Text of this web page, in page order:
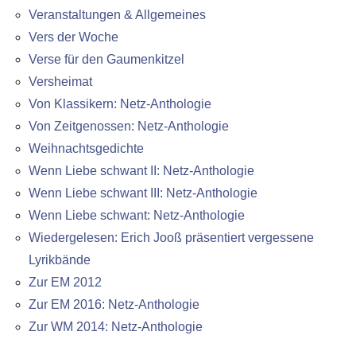
Veranstaltungen & Allgemeines
Vers der Woche
Verse für den Gaumenkitzel
Versheimat
Von Klassikern: Netz-Anthologie
Von Zeitgenossen: Netz-Anthologie
Weihnachtsgedichte
Wenn Liebe schwant II: Netz-Anthologie
Wenn Liebe schwant III: Netz-Anthologie
Wenn Liebe schwant: Netz-Anthologie
Wiedergelesen: Erich Jooß präsentiert vergessene
Lyrikbände
Zur EM 2012
Zur EM 2016: Netz-Anthologie
Zur WM 2014: Netz-Anthologie